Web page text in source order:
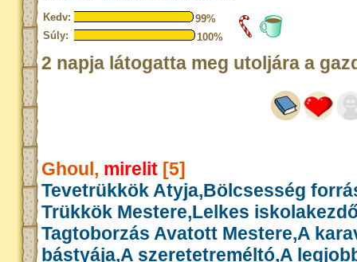
Kedv:
99%
Súly:
100%
2 napja látogatta meg utoljára a
Ghoul, mirelit [5]
Tevetrükkök Atyja,Bölcsesség
Trükkök Mestere,Lelkes
Tagtoborzás Avatott Mestere,A
bástyája,A szeretetreméltó,A